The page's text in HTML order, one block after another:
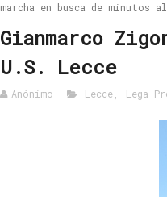
marcha en busca de minutos
Gianmarco
U.S. Lecce
Anónimo Lecce Lega